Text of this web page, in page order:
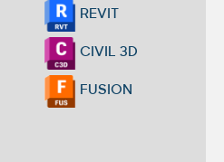
REVIT
CIVIL 3D
FUSION